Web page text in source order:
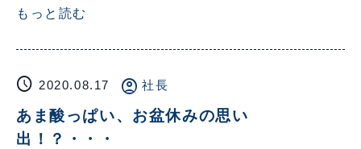
もっと読む
schedule 2020.08.17 account_circle 社長
あま酸っぱい、お盆休みの思い
出！？・・・